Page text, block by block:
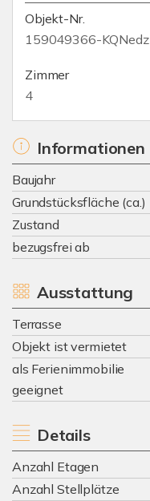
Objekt-Nr.
159049366-KQNedz
Zimmer
4
Informationen
Baujahr
Grundstücksfläche (ca.)
Zustand
bezugsfrei ab
Ausstattung
Terrasse
Objekt ist vermietet
als Ferienimmobilie
geeignet
Details
Anzahl Etagen
Anzahl Stellplätze